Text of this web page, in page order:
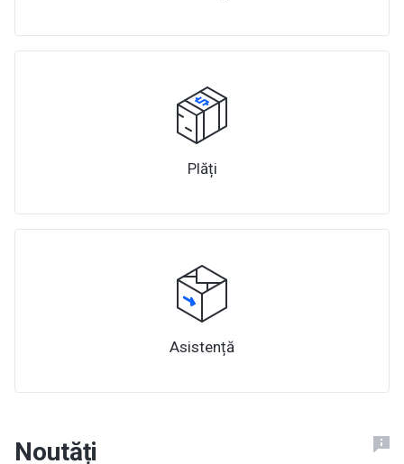
Plăți
Asistență
Noutăți